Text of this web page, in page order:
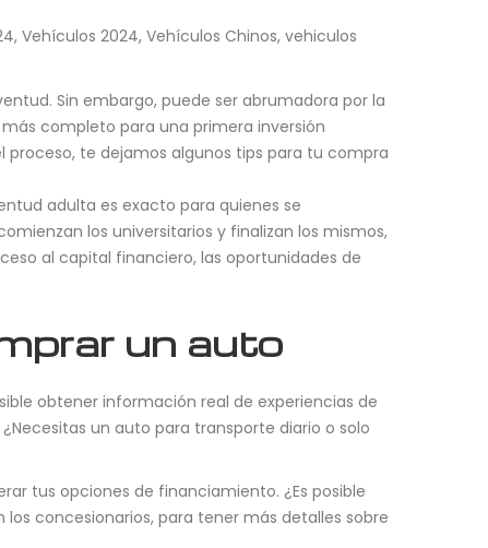
, Vehículos 2024, Vehículos Chinos, vehiculos
Sin embargo, puede ser abrumadora por la
completo para una primera inversión
proceso, te dejamos algunos tips para tu compra
adulta es exacto para quienes se
los universitarios y finalizan los mismos,
al capital financiero, las oportunidades de
un auto
obtener información real de experiencias de
un auto para transporte diario o solo
tus opciones de financiamiento. ¿Es posible
concesionarios, para tener más detalles sobre